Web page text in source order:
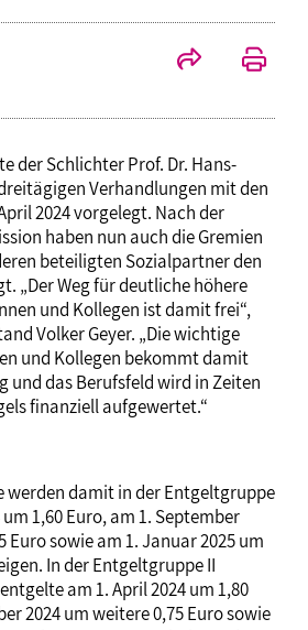
der Schlichter Prof. Dr. Hans-
Verhandlungen mit den
2024 vorgelegt. Nach der
haben nun auch die Gremien
beteiligten Sozialpartner den
„Der Weg für deutliche höhere
und Kollegen ist damit frei“,
Volker Geyer. „Die wichtige
und Kollegen bekommt damit
und das Berufsfeld wird in Zeiten
finanziell aufgewertet.“
werden damit in der Entgeltgruppe
1,60 Euro, am 1. September
Euro sowie am 1. Januar 2025 um
In der Entgeltgruppe II
am 1. April 2024 um 1,80
2024 um weitere 0,75 Euro sowie